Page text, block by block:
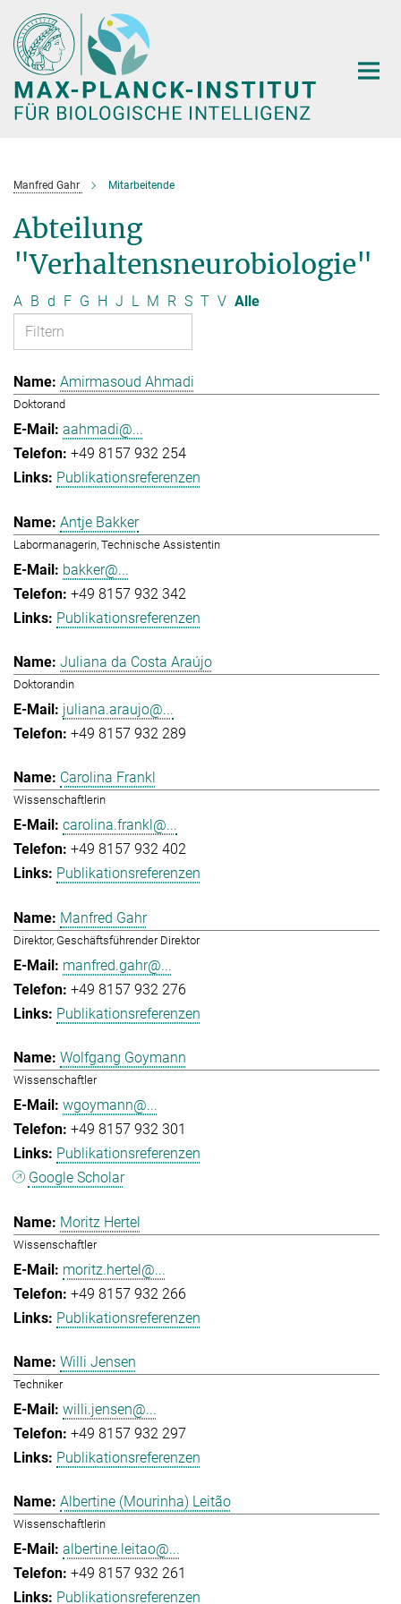
Hauptinhalt
Manfred Gahr Mitarbeitende
Abteilung
"Verhaltensneurobiologie"
A B d F G H J L M R S T V Alle
Amirmasoud Ahmadi
Doktorand
aahmadi@...
+49 8157 932 254
Publikationsreferenzen
Antje Bakker
Labormanagerin, Technische Assistentin
bakker@...
+49 8157 932 342
Publikationsreferenzen
Juliana da Costa Araújo
Doktorandin
juliana.araujo@...
+49 8157 932 289
Carolina Frankl
Wissenschaftlerin
carolina.frankl@...
+49 8157 932 402
Publikationsreferenzen
Manfred Gahr
Direktor, Geschäftsführender Direktor
manfred.gahr@...
+49 8157 932 276
Publikationsreferenzen
Wolfgang Goymann
Wissenschaftler
wgoymann@...
+49 8157 932 301
Publikationsreferenzen
Google Scholar
Moritz Hertel
Wissenschaftler
moritz.hertel@...
+49 8157 932 266
Publikationsreferenzen
Willi Jensen
Techniker
willi.jensen@...
+49 8157 932 297
Publikationsreferenzen
Albertine (Mourinha) Leitão
Wissenschaftlerin
albertine.leitao@...
+49 8157 932 261
Publikationsreferenzen